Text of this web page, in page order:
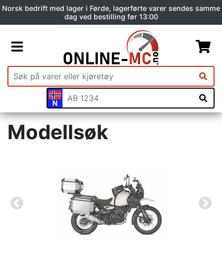
Norsk bedrift med lager i Førde, lagerførte varer sendes samme
dag ved bestilling før 13:00
Modellsøk